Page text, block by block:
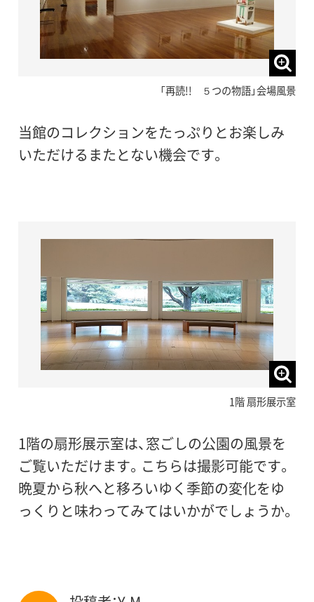
「再読!! ５つの物語」会場風景
当館のコレクションをたっぷりとお楽しみ
いただけるまたとない機会です。
1階 扇形展示室
1階の扇形展示室は、窓ごしの公園の風景を
ご覧いただけます。こちらは撮影可能です。
晩夏から秋へと移ろいゆく季節の変化をゆ
っくりと味わってみてはいかがでしょうか。